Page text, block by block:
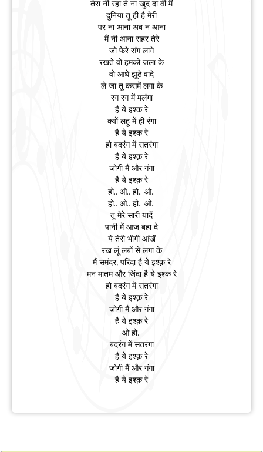
तेरा नी रहा ते ना खुद दा वी मैं
दुनिया तू ही है मेरी
पर ना आना अब न आना
मैं नी आना सहर तेरे
जो फेरे संग लागे
रखते वो हमको जला के
वो आधे झूठे वादे
ले जा तू कसमें लगा के
रग रग में मलंगा
है ये इश्क रे
क्यों लहू में ही रंगा
है ये इश्क रे
हो बदरंग में सतरंगा
है ये इश्क़ रे
जोगी मैं और गंगा
है ये इश्क़ रे
हो.. ओ.. हो.. ओ..
हो.. ओ.. हो.. ओ..
तू मेरे सारी यादें
पानी में आज बहा दे
ये तेरी भीगी आंखें
रख लूं लबों से लगा के
मैं समंदर, परिंदा है ये इश्क़ रे
मन मातम और जिंदा है ये इश्क रे
हो बदरंग में सतरंगा
है ये इश्क़ रे
जोगी मैं और गंगा
है ये इश्क़ रे
ओ हो..
बदरंग में सतरंगा
है ये इश्क़ रे
जोगी मैं और गंगा
है ये इश्क़ रे